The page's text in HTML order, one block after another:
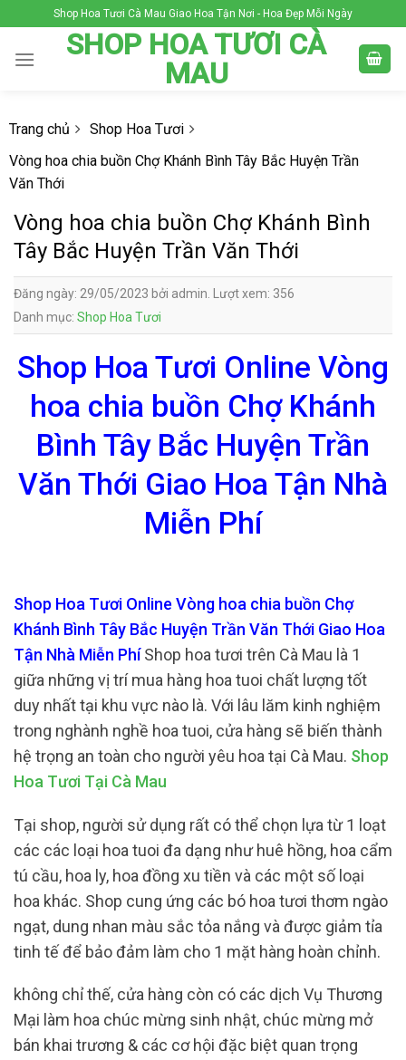
to
content
Shop Hoa Tươi Cà Mau Giao Hoa Tận Nơi - Hoa Đẹp Mỗi Ngày
SHOP HOA TƯƠI CÀ
MAU
Trang chủ
Shop Hoa Tươi
Vòng hoa chia buồn Chợ Khánh Bình Tây Bắc Huyện Trần
Văn Thới
Vòng hoa chia buồn Chợ Khánh Bình
Tây Bắc Huyện Trần Văn Thới
Đăng ngày: 29/05/2023 bởi admin. Lượt xem: 356
Danh mục: Shop Hoa Tươi
Shop Hoa Tươi Online Vòng
hoa chia buồn Chợ Khánh
Bình Tây Bắc Huyện Trần
Văn Thới Giao Hoa Tận Nhà
Miễn Phí
Shop Hoa Tươi Online Vòng hoa chia buồn Chợ
Khánh Bình Tây Bắc Huyện Trần Văn Thới Giao Hoa
Tận Nhà Miễn PhíShop hoa tươi trên Cà Mau là 1
giữa những vị trí mua hàng hoa tuoi chất lượng tốt
duy nhất tại khu vực nào là. Với lâu lăm kinh nghiệm
trong nghành nghề hoa tuoi, cửa hàng sẽ biến thành
hệ trọng an toàn cho người yêu hoa tại Cà Mau. Shop
Hoa Tươi Tại Cà Mau
Tại shop, người sử dụng rất có thể chọn lựa từ 1 loạt
các các loại hoa tuoi đa dạng như huê hồng, hoa cẩm
tú cầu, hoa ly, hoa đồng xu tiền và các một số loại
hoa khác. Shop cung ứng các bó hoa tươi thơm ngào
ngạt, dung nhan màu sắc tỏa nắng và được giảm tỉa
tinh tế để bảo đảm làm cho 1 mặt hàng hoàn chỉnh.
không chỉ thế, cửa hàng còn có các dịch Vụ Thương
Mại làm hoa chúc mừng sinh nhật, chúc mừng mở
bán khai trương & các cơ hội đặc biệt quan trọng